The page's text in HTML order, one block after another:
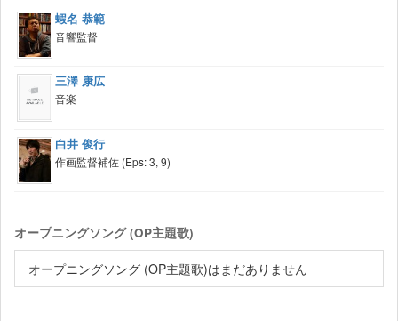
蝦名 恭範
音響監督
三澤 康広
音楽
白井 俊行
作画監督補佐 (Eps: 3, 9)
オープニングソング (OP主題歌)
オープニングソング (OP主題歌)はまだありません